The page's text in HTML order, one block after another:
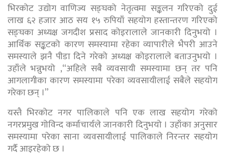
भिरकोट उद्योग वाणिज्य सङ्घको नेतृत्वमा सङ्कलन गरिएको दुई
लाख ६२ हजार आठ सय १५ रुपियाँ सहयोग हस्तान्तरण गरिएको
सङ्घका अध्यक्ष जगदीश प्रसाद कोइरालाले जानकारी दिनुभयो ।
आर्थिक सङ्कटको कारण समस्यामा रहेका व्यापारीले भैपरी आउने
समस्याले झनै पीडा दिने गरेको अध्यक्ष कोइरालाले बताउनुभयो ।
उहाँले भन्नुभयो ,“अहिले सबै व्यवसायी समस्यामा छन् तर पनि
आगलागीका कारण समस्यामा परेका व्यवसायीलाई सबैले सहयोग
गरेका छन् ।”
यस्तै भिरकोट नगर पालिकाले पनि एक लाख सहयोग गरेको
नगरप्रमुख गोविन्द कर्माचार्यले जानकारी दिनुभयो । उहाँका अनुसार
समस्यामा परेका साना व्यवसायीलाई पालिकाले निरन्तर सहयोग
गर्दै आइरहेको छ ।